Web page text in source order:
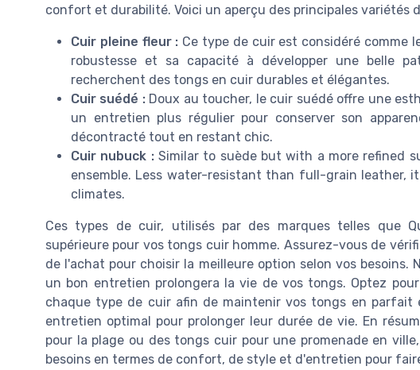
confort et durabilité. Voici un aperçu des principales variétés
Cuir pleine fleur : Ce type de cuir est considéré comme
robustesse et sa capacité à développer une belle
recherchent des tongs en cuir durables et élégantes.
Cuir suédé :Doux au toucher, le cuir suédé offre une
un entretien plus régulier pour conserver son
décontracté tout en restant chic.
Cuir nubuck :Similar to suède but with a more refined
ensemble. Less water-resistant than full-grain leather,
climates.
Ces types de cuir, utilisés par des marques telles que
supérieure pour vos tongs cuir homme. Assurez-vous de
de l'achat pour choisir la meilleure option selon vos besoins.
un bon entretien prolongera la vie de vos tongs. Optez
chaque type de cuir afin de maintenir vos tongs en parfait
entretien optimal pour prolonger leur durée de vie. En
pour la plage ou des tongs cuir pour une promenade en
besoins en termes de confort, de style et d'entretien pour